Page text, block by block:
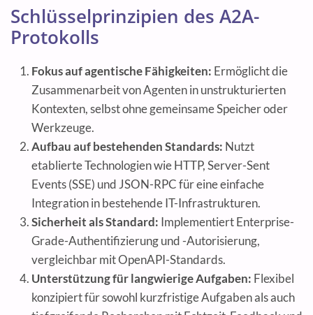
Schlüsselprinzipien des A2A-
Protokolls
Fokus auf agentische Fähigkeiten: Ermöglicht die
Zusammenarbeit von Agenten in unstrukturierten
Kontexten, selbst ohne gemeinsame Speicher oder
Werkzeuge.
Aufbau auf bestehenden Standards: Nutzt
etablierte Technologien wie HTTP, Server-Sent
Events (SSE) und JSON-RPC für eine einfache
Integration in bestehende IT-Infrastrukturen.
Sicherheit als Standard: Implementiert Enterprise-
Grade-Authentifizierung und -Autorisierung,
vergleichbar mit OpenAPI-Standards.
Unterstützung für langwierige Aufgaben: Flexibel
konzipiert für sowohl kurzfristige Aufgaben als auch